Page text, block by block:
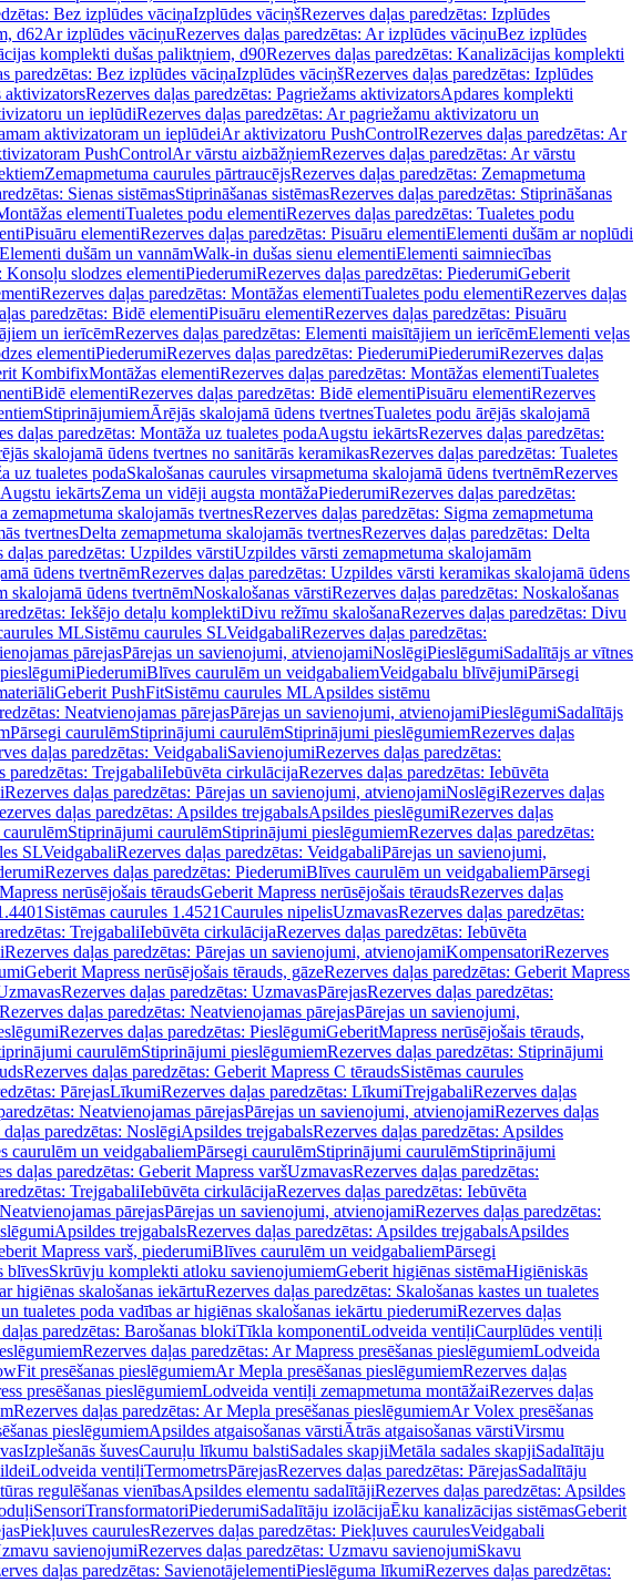
Bez izplūdes vāciņaIzplūdes vāciņšRezerves daļas paredzētas: Izplūdes
d62Ar izplūdes vāciņuRezerves daļas paredzētas: Ar izplūdes vāciņuBez izplūdes
komplekti dušas paliktņiem, d90Rezerves daļas paredzētas: Kanalizācijas komplekti
paredzētas: Bez izplūdes vāciņaIzplūdes vāciņšRezerves daļas paredzētas: Izplūdes
aktivizatorsRezerves daļas paredzētas: Pagriežams aktivizatorsApdares komplekti
un ieplūdiRezerves daļas paredzētas: Ar pagriežamu aktivizatoru un
aktivizatoram un ieplūdeiAr aktivizatoru PushControlRezerves daļas paredzētas: Ar
PushControlAr vārstu aizbāžņiemRezerves daļas paredzētas: Ar vārstu
Zemapmetuma caurules pārtraucējsRezerves daļas paredzētas: Zemapmetuma
Sienas sistēmasStiprināšanas sistēmasRezerves daļas paredzētas: Stiprināšanas
elementiTualetes podu elementiRezerves daļas paredzētas: Tualetes podu
Pisuāru elementiRezerves daļas paredzētas: Pisuāru elementiElementi dušām ar noplūdi
dušām un vannāmWalk-in dušas sienu elementiElementi saimniecības
Konsoļu slodzes elementiPiederumiRezerves daļas paredzētas: PiederumiGeberit
Rezerves daļas paredzētas: Montāžas elementiTualetes podu elementiRezerves daļas
paredzētas: Bidē elementiPisuāru elementiRezerves daļas paredzētas: Pisuāru
un ierīcēmRezerves daļas paredzētas: Elementi maisītājiem un ierīcēmElementi veļas
elementiPiederumiRezerves daļas paredzētas: PiederumiPiederumiRezerves daļas
KombifixMontāžas elementiRezerves daļas paredzētas: Montāžas elementiTualetes
Bidē elementiRezerves daļas paredzētas: Bidē elementiPisuāru elementiRezerves
StiprinājumiemĀrējās skalojamā ūdens tvertnesTualetes podu ārējās skalojamā
daļas paredzētas: Montāža uz tualetes podaAugstu iekārtsRezerves daļas paredzētas:
skalojamā ūdens tvertnes no sanitārās keramikasRezerves daļas paredzētas: Tualetes
uz tualetes podaSkalošanas caurules virsapmetuma skalojamā ūdens tvertnēmRezerves
iekārtsZema un vidēji augsta montāžaPiederumiRezerves daļas paredzētas:
zemapmetuma skalojamās tvertnesRezerves daļas paredzētas: Sigma zemapmetuma
tvertnesDelta zemapmetuma skalojamās tvertnesRezerves daļas paredzētas: Delta
daļas paredzētas: Uzpildes vārstiUzpildes vārsti zemapmetuma skalojamām
ūdens tvertnēmRezerves daļas paredzētas: Uzpildes vārsti keramikas skalojamā ūdens
skalojamā ūdens tvertnēmNoskalošanas vārstiRezerves daļas paredzētas: Noskalošanas
Iekšējo detaļu komplektiDivu režīmu skalošanaRezerves daļas paredzētas: Divu
MLSistēmu caurules SLVeidgabaliRezerves daļas paredzētas:
pārejasPārejas un savienojumi, atvienojamiNoslēgiPieslēgumiSadalītājs ar vītnes
PiederumiBlīves caurulēm un veidgabaliemVeidgabalu blīvējumiPārsegi
Geberit PushFitSistēmu caurules MLApsildes sistēmu
Neatvienojamas pārejasPārejas un savienojumi, atvienojamiPieslēgumiSadalītājs
Pārsegi caurulēmStiprinājumi caurulēmStiprinājumi pieslēgumiemRezerves daļas
daļas paredzētas: VeidgabaliSavienojumiRezerves daļas paredzētas:
paredzētas: TrejgabaliIebūvēta cirkulācijaRezerves daļas paredzētas: Iebūvēta
Rezerves daļas paredzētas: Pārejas un savienojumi, atvienojamiNoslēgiRezerves daļas
daļas paredzētas: Apsildes trejgabalsApsildes pieslēgumiRezerves daļas
caurulēmStiprinājumi caurulēmStiprinājumi pieslēgumiemRezerves daļas paredzētas:
SLVeidgabaliRezerves daļas paredzētas: VeidgabaliPārejas un savienojumi,
Rezerves daļas paredzētas: PiederumiBlīves caurulēm un veidgabaliemPārsegi
nerūsējošais tēraudsGeberit Mapress nerūsējošais tēraudsRezerves daļas
Sistēmas caurules 1.4521Caurules nipelisUzmavasRezerves daļas paredzētas:
TrejgabaliIebūvēta cirkulācijaRezerves daļas paredzētas: Iebūvēta
Rezerves daļas paredzētas: Pārejas un savienojumi, atvienojamiKompensatoriRezerves
Geberit Mapress nerūsējošais tērauds, gāzeRezerves daļas paredzētas: Geberit Mapress
Rezerves daļas paredzētas: UzmavasPārejasRezerves daļas paredzētas:
Rezerves daļas paredzētas: Neatvienojamas pārejasPārejas un savienojumi,
Rezerves daļas paredzētas: PieslēgumiGeberitMapress nerūsējošais tērauds,
caurulēmStiprinājumi pieslēgumiemRezerves daļas paredzētas: Stiprinājumi
Rezerves daļas paredzētas: Geberit Mapress C tēraudsSistēmas caurules
PārejasLīkumiRezerves daļas paredzētas: LīkumiTrejgabaliRezerves daļas
Neatvienojamas pārejasPārejas un savienojumi, atvienojamiRezerves daļas
paredzētas: NoslēgiApsildes trejgabalsRezerves daļas paredzētas: Apsildes
caurulēm un veidgabaliemPārsegi caurulēmStiprinājumi caurulēmStiprinājumi
daļas paredzētas: Geberit Mapress varšUzmavasRezerves daļas paredzētas:
TrejgabaliIebūvēta cirkulācijaRezerves daļas paredzētas: Iebūvēta
pārejasPārejas un savienojumi, atvienojamiRezerves daļas paredzētas:
Apsildes trejgabalsRezerves daļas paredzētas: Apsildes trejgabalsApsildes
Mapress varš, piederumiBlīves caurulēm un veidgabaliemPārsegi
blīvesSkrūvju komplekti atloku savienojumiemGeberit higiēnas sistēmaHigiēniskās
higiēnas skalošanas iekārtuRezerves daļas paredzētas: Skalošanas kastes un tualetes
tualetes poda vadības ar higiēnas skalošanas iekārtu piederumiRezerves daļas
paredzētas: Barošanas blokiTīkla komponentiLodveida ventiļiCaurplūdes ventiļi
Rezerves daļas paredzētas: Ar Mapress presēšanas pieslēgumiemLodveida
presēšanas pieslēgumiemAr Mepla presēšanas pieslēgumiemRezerves daļas
presēšanas pieslēgumiemLodveida ventiļi zemapmetuma montāžaiRezerves daļas
Rezerves daļas paredzētas: Ar Mepla presēšanas pieslēgumiemAr Volex presēšanas
pieslēgumiemApsildes atgaisošanas vārstiĀtrās atgaisošanas vārstiVirsmu
Izplešanās šuvesCauruļu līkumu balstiSadales skapjiMetāla sadales skapjiSadalītāju
Lodveida ventiļiTermometrsPārejasRezerves daļas paredzētas: PārejasSadalītāju
regulēšanas vienībasApsildes elementu sadalītājiRezerves daļas paredzētas: Apsildes
SensoriTransformatoriPiederumiSadalītāju izolācijaĒku kanalizācijas sistēmasGeberit
Piekļuves caurulesRezerves daļas paredzētas: Piekļuves caurulesVeidgabali
savienojumiRezerves daļas paredzētas: Uzmavu savienojumiSkavu
daļas paredzētas: SavienotājelementiPieslēguma līkumiRezerves daļas paredzētas: